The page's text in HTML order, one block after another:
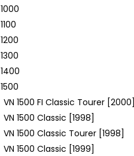
1000
1100
1200
1300
1400
1500
VN 1500 FI Classic Tourer [2000]
VN 1500 Classic [1998]
VN 1500 Classic Tourer [1998]
VN 1500 Classic [1999]